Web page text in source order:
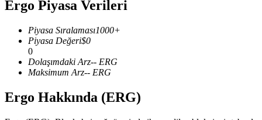
Kripto Para Vadeli İşlemleri
TradFi
Hisse senetleri, döviz, değerli metaller ve emtia türevleri
Ergo Piyasa Verileri
Piyasa Sıralaması1000+
Piyasa Değeri$0
0
Dolaşımdaki Arz-- ERG
Maksimum Arz-- ERG
Ergo Hakkında (ERG)